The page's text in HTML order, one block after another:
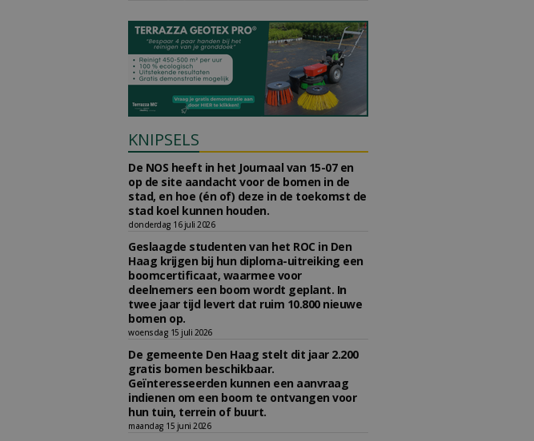
KNIPSELS
De NOS heeft in het Journaal van 15-07 en
op de site aandacht voor de bomen in de
stad, en hoe (én of) deze in de toekomst de
stad koel kunnen houden.
donderdag 16 juli 2026
Geslaagde studenten van het ROC in Den
Haag krijgen bij hun diploma-uitreiking een
boomcertificaat, waarmee voor
deelnemers een boom wordt geplant. In
twee jaar tijd levert dat ruim 10.800 nieuwe
bomen op.
woensdag 15 juli 2026
De gemeente Den Haag stelt dit jaar 2.200
gratis bomen beschikbaar.
Geïnteresseerden kunnen een aanvraag
indienen om een boom te ontvangen voor
hun tuin, terrein of buurt.
maandag 15 juni 2026